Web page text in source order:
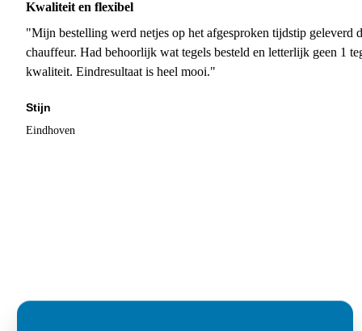
Kwaliteit en flexibel
"Mijn bestelling werd netjes op het afgesproken tijdstip geleverd
chauffeur. Had behoorlijk wat tegels besteld en letterlijk geen 1
kwaliteit. Eindresultaat is heel mooi."
Stijn
Eindhoven